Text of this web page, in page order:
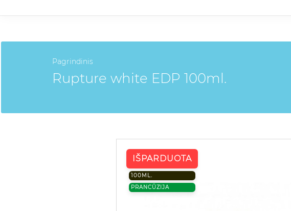
Pagrindinis
Rupture white EDP 100ml.
IŠPARDUOTA
100ML.
PRANCŪZIJA